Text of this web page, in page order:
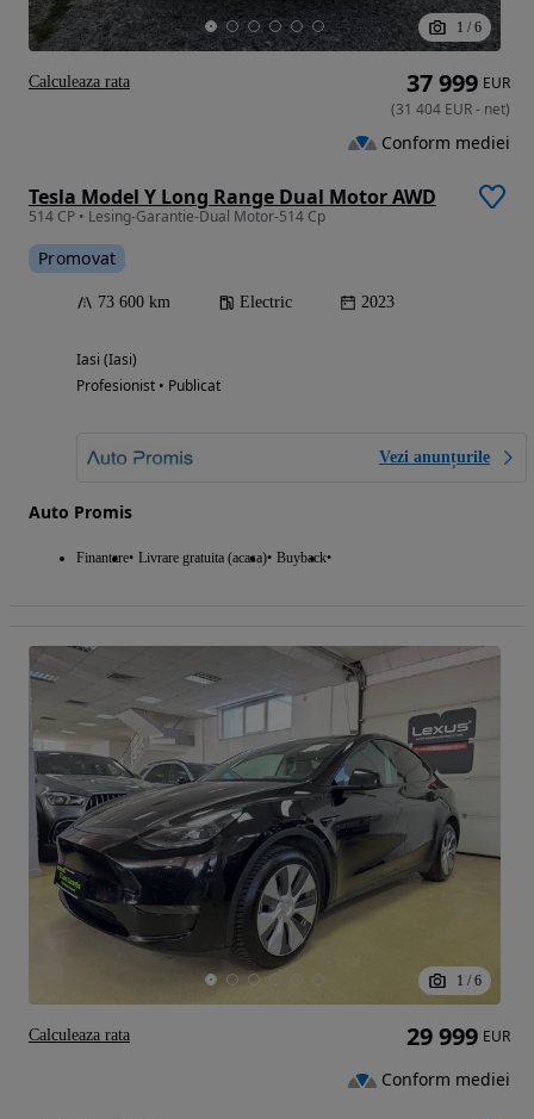
1 / 6
Tesla Model Y Long Range Dual Motor AWD
514 CP • Lesing-Garantie-Dual Motor-514 Cp
Promovat
73 600 km Electric 2023
Iasi (Iasi)
Profesionist • Publicat
Vezi anunțurile
Auto Promis
Finantare Livrare gratuita (acasa) Buyback
37 999 EUR
(31 404 EUR- net)
Conform mediei
Calculeaza rata
1 / 6
29 999 EUR
Conform mediei
Calculeaza rata